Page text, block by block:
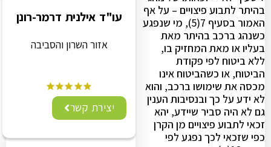
בהיתר לתבוע פיצויים – על אף
האמור בסעיף 7(5), מי שנפגע
כשנהג ברכב בהיתר מאת
בעליו או מאת המחזיק בו,
ללא ביטוח לפי פקודת
הביטוח, או כשהביטוח אינו
מכסה את שימושו ברכב, והוא
לא ידע על כך ובנסיבות הענין
גם לא היה סביר שיידע, יהא
זכאי לתבוע פיצויים מן הקרן
כפי שזכאי לכך נפגע לפי
עו"ד אילנית דרמר-רונן
אזור השרון והסביבה
יצירת קשר